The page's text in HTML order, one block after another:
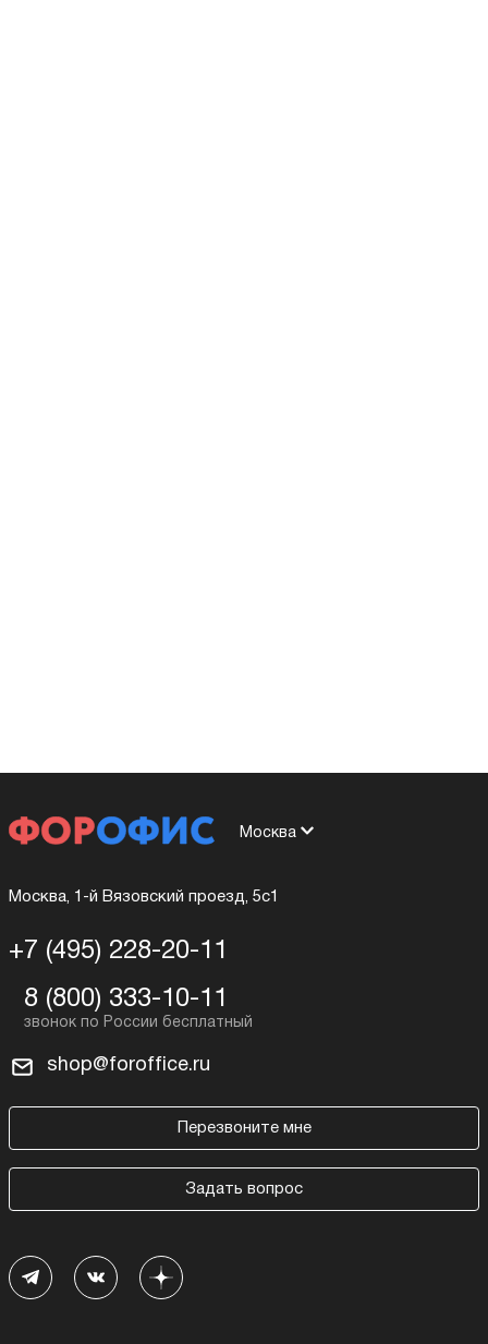
Москва
Москва, 1-й Вязовский проезд, 5с1
+7 (495) 228-20-11
8 (800) 333-10-11
shop@foroffice.ru
Перезвоните мне
Задать вопрос